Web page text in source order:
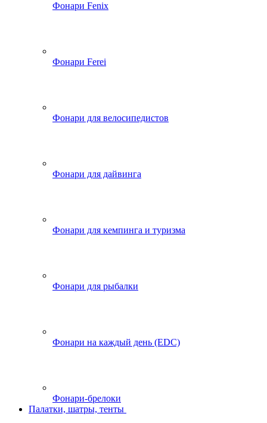
Фонари Fenix
Фонари Ferei
Фонари для велосипедистов
Фонари для дайвинга
Фонари для кемпинга и туризма
Фонари для рыбалки
Фонари на каждый день (EDC)
Фонари-брелоки
Палатки, шатры, тенты